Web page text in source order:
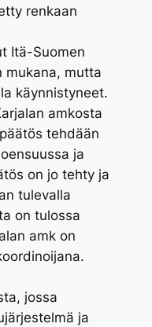
renkaan
Itä-Suomen
mukana, mutta
käynnistyneet.
amkosta
tehdään
ja
on jo tehty ja
tulevalla
on tulossa
amk on
jossa
ja